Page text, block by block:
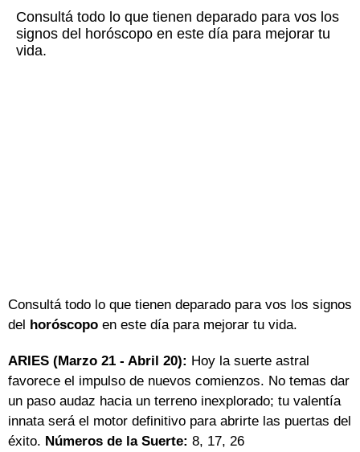
Consultá todo lo que tienen deparado para vos los
signos del horóscopo en este día para mejorar tu
vida.
Consultá todo lo que tienen deparado para vos los signos
del horóscopo en este día para mejorar tu vida.
ARIES (Marzo 21 - Abril 20): Hoy la suerte astral
favorece el impulso de nuevos comienzos. No temas dar
un paso audaz hacia un terreno inexplorado; tu valentía
innata será el motor definitivo para abrirte las puertas del
éxito. Números de la Suerte: 8, 17, 26